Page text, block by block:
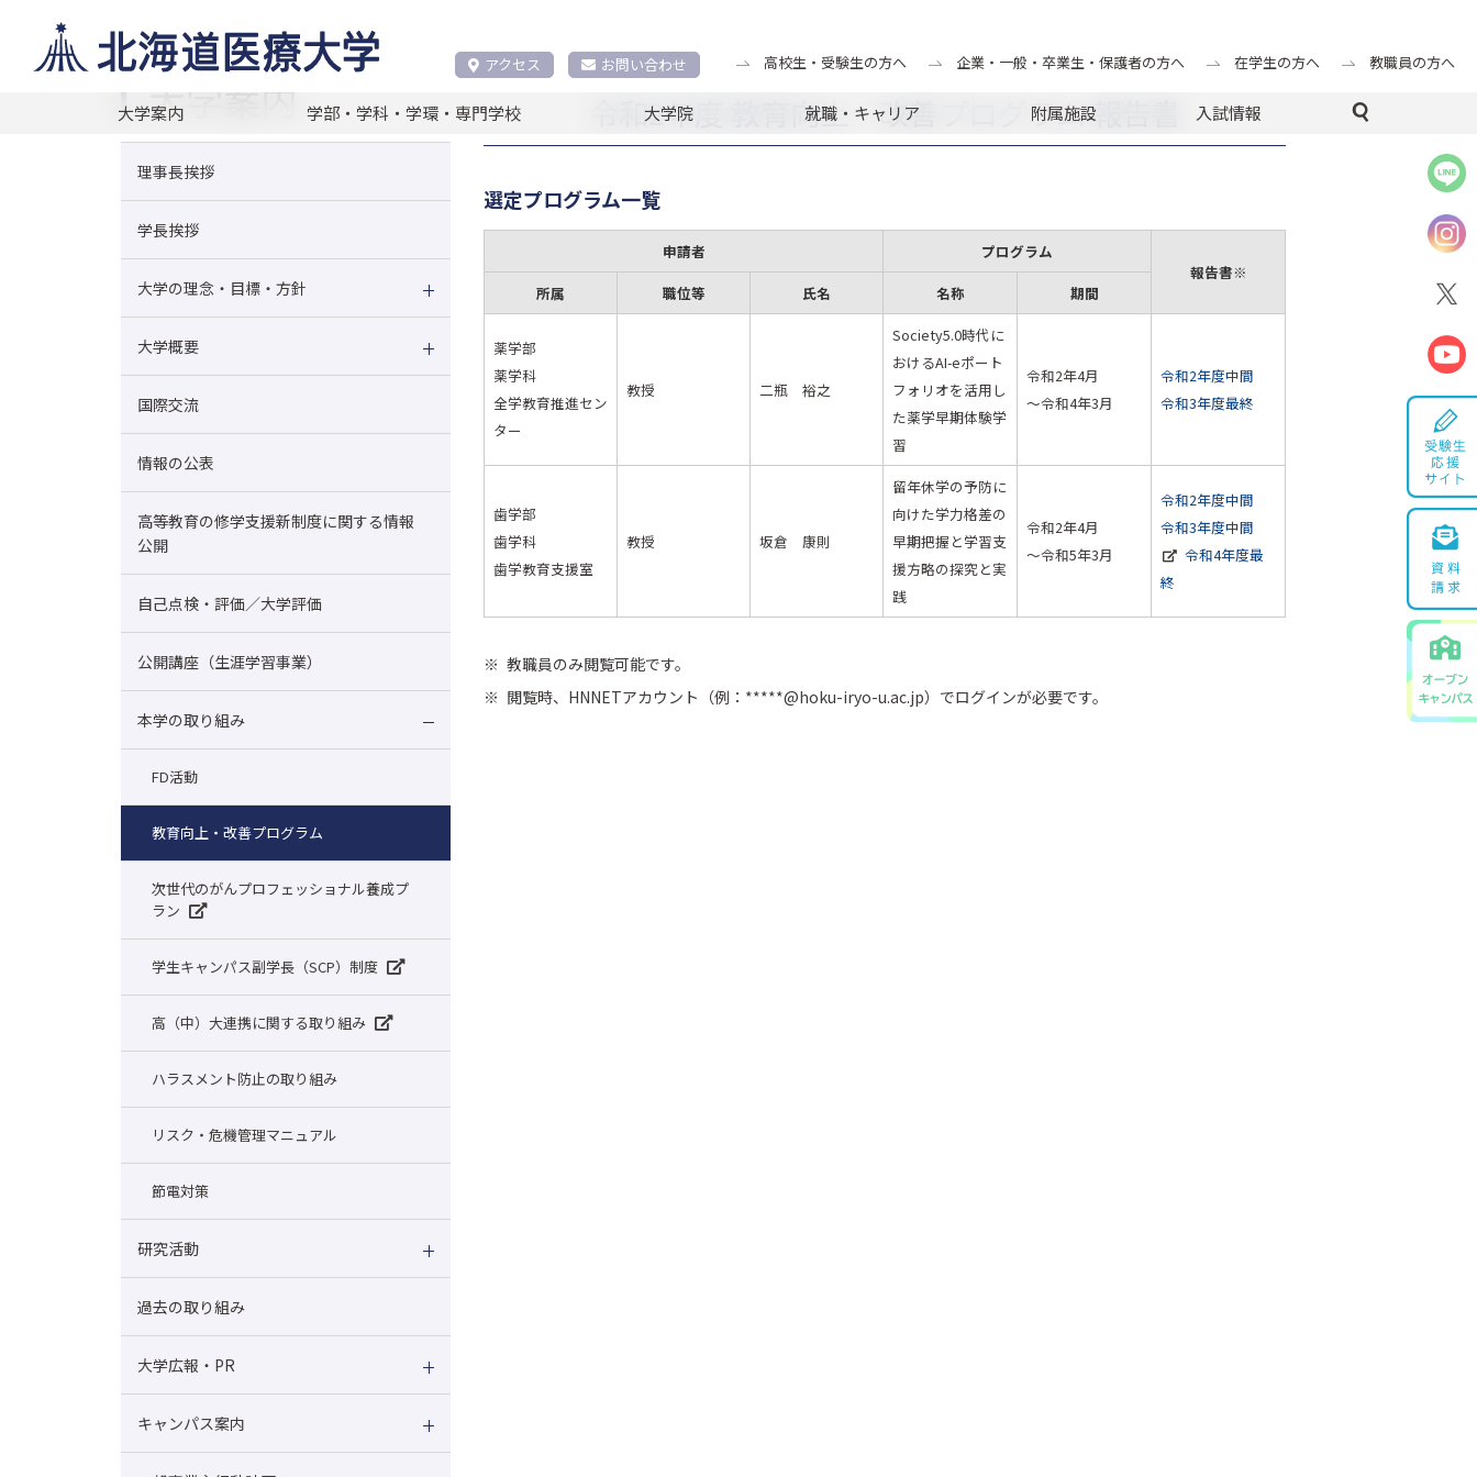
アクセス お問い合わせ 高校生・受験生の方へ 企業・一般・卒業生・保護者の方へ 在学生の方へ 教職員の方へ
大学案内 学部・学科・学環・専門学校 大学院 就職・キャリア 附属施設 入試情報
令和2年度 教育向上・改善プログラム 報告書
選定プログラム一覧
申請者
プログラム
報告書※
所属
職位等 氏名 名称 期間
薬学部
薬学科
全学教育推進セン
ター
教授 二瓶 裕之
Society5.0時代に
おけるAI-eポート
フォリオを活用し
た薬学早期体験学
習
令和2年4月
～令和4年3月
令和2年度中間
令和3年度最終
歯学部
歯学科
歯学教育支援室
教授 坂倉 康則
留年休学の予防に
向けた学力格差の
早期把握と学習支
援方略の探究と実
践
令和2年4月
～令和5年3月
令和2年度中間
令和3年度中間
令和4年度最
終
教職員のみ閲覧可能です。
閲覧時、HNNETアカウント（例：*****@hoku-iryo-u.ac.jp）でログインが必要です。
大学案内
理事長挨拶
学長挨拶
大学の理念・目標・方針
大学概要
国際交流
情報の公表
高等教育の修学支援新制度に関する情報
公開
自己点検・評価／大学評価
公開講座（生涯学習事業）
本学の取り組み
FD活動
教育向上・改善プログラム
次世代のがんプロフェッショナル養成プ
ラン
学生キャンパス副学長（SCP）制度
高（中）大連携に関する取り組み
ハラスメント防止の取り組み
リスク・危機管理マニュアル
節電対策
研究活動
過去の取り組み
大学広報・PR
キャンパス案内